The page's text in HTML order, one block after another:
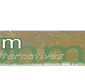
contenu